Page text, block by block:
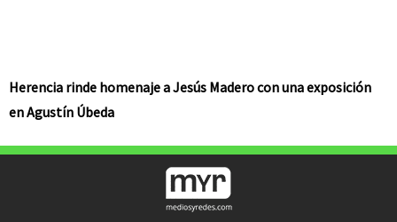
Herencia rinde homenaje a Jesús Madero con una exposición
en Agustín Úbeda